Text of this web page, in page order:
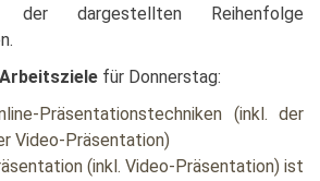
der dargestellten Reihenfolge
für Donnerstag:
Präsentationstechniken (inkl. der
Video-Präsentation)
(inkl. Video-Präsentation) ist